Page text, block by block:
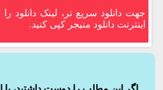
جهت دانلود سریع تر، لینک دانلود
اینترنت دانلود منیجر کپی کنید.